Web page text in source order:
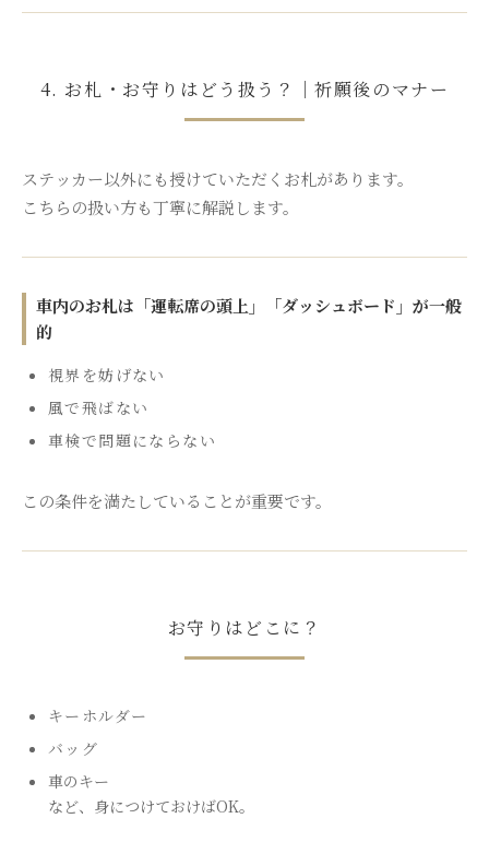
4. お札・お守りはどう扱う？｜祈願後のマナー
ステッカー以外にも授けていただくお札があります。
こちらの扱い方も丁寧に解説します。
車内のお札は「運転席の頭上」「ダッシュボード」が一般
的
視界を妨げない
風で飛ばない
車検で問題にならない
この条件を満たしていることが重要です。
お守りはどこに？
キーホルダー
バッグ
車のキー
など、身につけておけばOK。